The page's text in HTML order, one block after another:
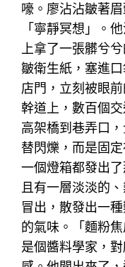
嚎。廖沾沾皺著
「寧靜冥想」。
上拿了一張髒兮
皺衛生紙，塞進
店門，立刻被眼
幹道上，數百個
高架橋到巷弄口
替閃爍，而是固
一個燈箱都發出
且有一層淡淡的
冒出，散發出一
的氣味。「麵粉
是個醬料學家，